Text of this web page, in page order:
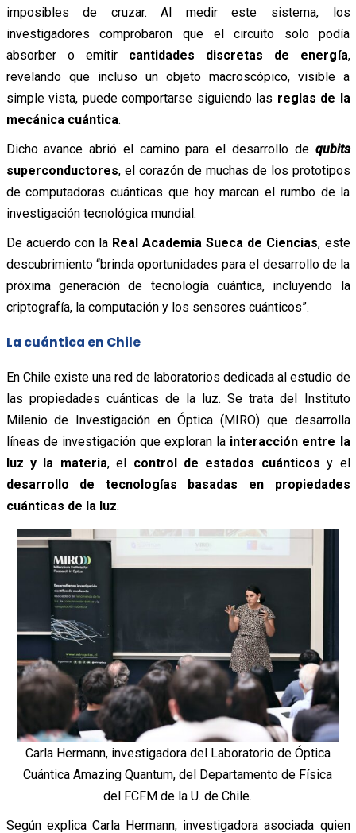
imposibles de cruzar. Al medir este sistema, los
investigadores comprobaron que el circuito solo podía
absorber o emitir cantidades discretas de energía,
revelando que incluso un objeto macroscópico, visible a
simple vista, puede comportarse siguiendo las reglas de la
mecánica cuántica.
Dicho avance abrió el camino para el desarrollo de qubits
superconductores, el corazón de muchas de los prototipos
de computadoras cuánticas que hoy marcan el rumbo de la
investigación tecnológica mundial.
De acuerdo con la Real Academia Sueca de Ciencias, este
descubrimiento “brinda oportunidades para el desarrollo de la
próxima generación de tecnología cuántica, incluyendo la
criptografía, la computación y los sensores cuánticos”.
La cuántica en Chile
En Chile existe una red de laboratorios dedicada al estudio de
las propiedades cuánticas de la luz. Se trata del Instituto
Milenio de Investigación en Óptica (MIRO) que desarrolla
líneas de investigación que exploran la interacción entre la
luz y la materia, el control de estados cuánticos y el
desarrollo de tecnologías basadas en propiedades
cuánticas de la luz.
Carla Hermann, investigadora del Laboratorio de Óptica
Cuántica Amazing Quantum, del Departamento de Física
del FCFM de la U. de Chile.
Según explica Carla Hermann, investigadora asociada quien